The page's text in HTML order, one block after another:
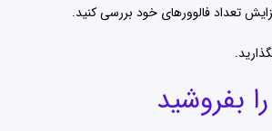
تعداد فالوورهای خود بررسی کنید.
بفروشید